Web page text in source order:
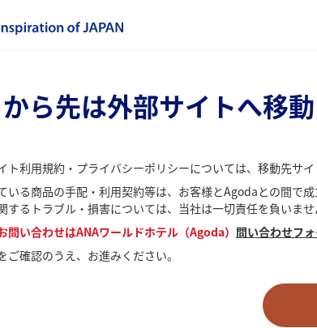
ら先は外部サイトへ移
ト利用規約・プライバシーポリシーについては、移動先サイ
いる商品の手配・利用契約等は、お客様とAgodaとの間で成
するトラブル・損害については、当社は一切責任を負いませ
問い合わせはANAワールドホテル（Agoda） 問い合わせフ
ご確認のうえ、お進みください。